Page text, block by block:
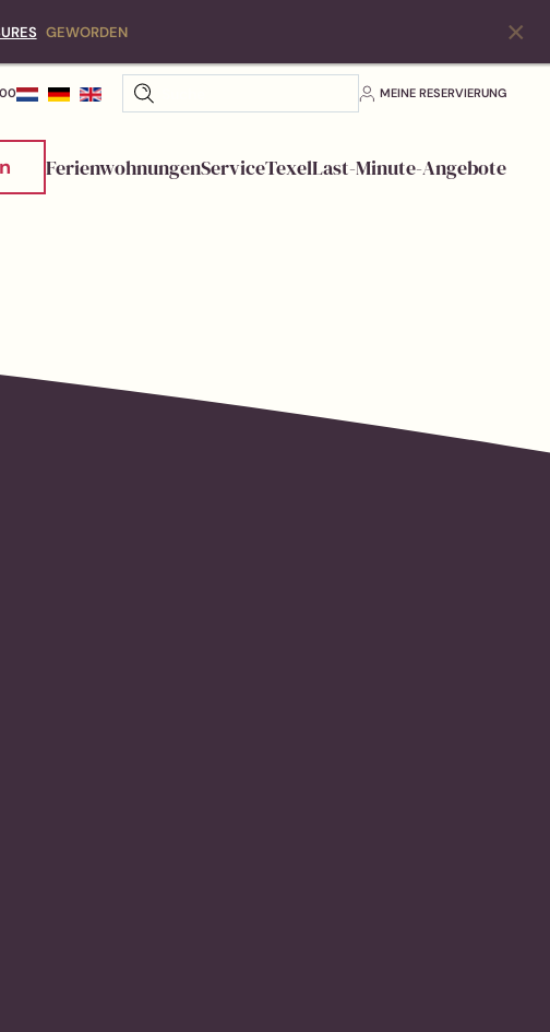
×
GEWORDEN
MEINE RESERVIERUNG
FerienwohnungenServiceTexelLast-Minute-Angebote